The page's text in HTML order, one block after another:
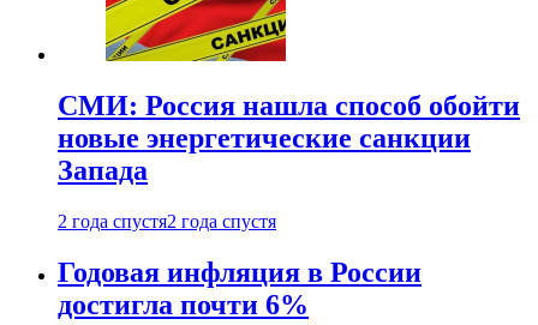
СМИ: Россия нашла способ обойти
новые энергетические санкции
Запада
2 года спустя2 года спустя
Годовая инфляция в России
достигла почти 6%